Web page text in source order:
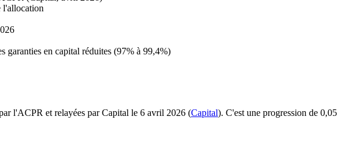
l'allocation
garanties en capital réduites (97% à 99,4%)
l'ACPR et relayées par Capital le 6 avril 2026 (Capital). C'est une progression de 0,05